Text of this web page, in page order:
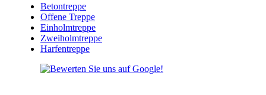
Betontreppe
Offene Treppe
Einholmtreppe
Zweiholmtreppe
Harfentreppe